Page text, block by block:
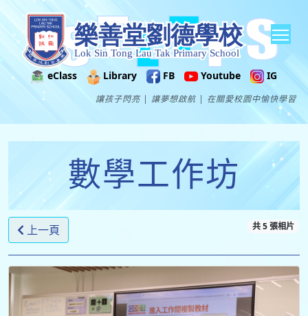
eClass Library FB Youtube IG
讓孩子閃亮 | 讓夢想啟航 | 在關愛校園中愉快學習
數學工作坊
上一頁 共 5 張相片